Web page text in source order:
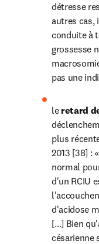
détresse
autres cas,
conduite à
grossesse
pas une
le retard
plus
2013 [38] :
normal
d'un RCIU
d'acidose
[…] Bien
césarienne